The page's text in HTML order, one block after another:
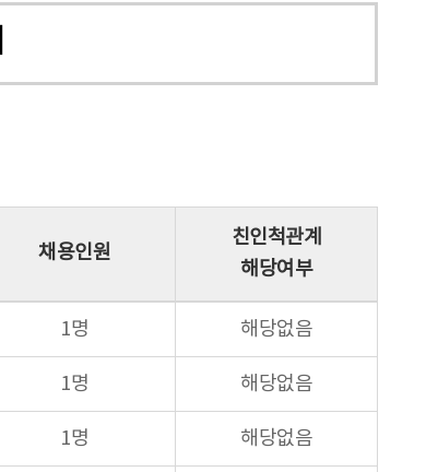
채용인원
친인척관계
해당여부
1명 해당없음
1명 해당없음
1명 해당없음